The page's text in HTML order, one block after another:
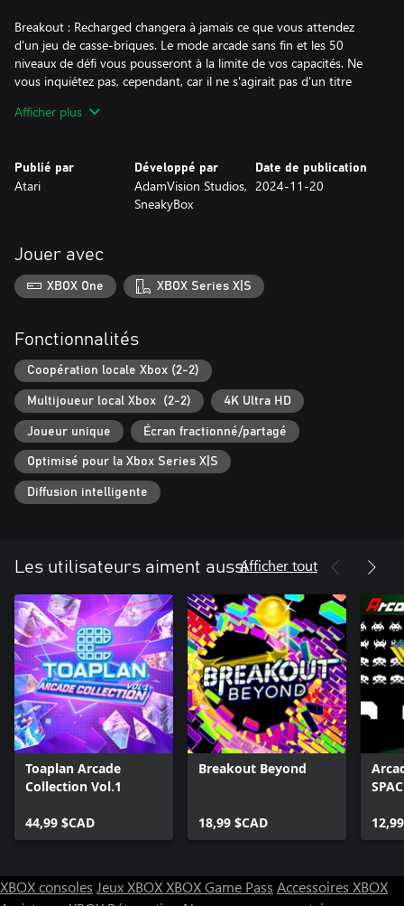
Breakout : Recharged changera à jamais ce que vous attendez
d'un jeu de casse-briques. Le mode arcade sans fin et les 50
niveaux de défi vous pousseront à la limite de vos capacités. Ne
vous inquiétez pas, cependant, car il ne s'agirait pas d'un titre
à ce que des canons à rail, des missiles à tête chercheuse et des
pour grimper dans les classements mondiaux.
Afficher plus
Publié par
Atari
Développé par
AdamVision Studios,
SneakyBox
Date de publication
2024-11-20
Jouer avec
XBOX One XBOX Series X|S
Fonctionnalités
Coopération locale Xbox (2-2)
Multijoueur local Xbox (2-2) 4K Ultra HD
Joueur unique Écran fractionné/partagé
Optimisé pour la Xbox Series X|S
Diffusion intelligente
Les utilisateurs aiment aussiAfficher tout
Toaplan Arcade
Collection Vol.1
44,99 $CAD
Breakout Beyond
18,99 $CAD
XBOX consoles Jeux XBOXXBOX Game Pass Accessoires XBOX